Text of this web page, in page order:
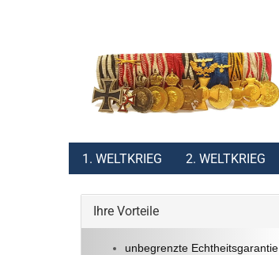
1. WELTKRIEG 2. WELTKRIEG
Ihre Vorteile
unbegrenzte Echtheitsgarantie